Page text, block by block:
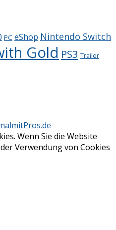
PC eShop Nintendo Switch
Gold PS3 Trailer
Wenn Sie die Website
Verwendung von Cookies